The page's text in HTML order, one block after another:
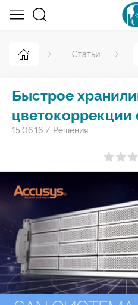
Статьи
Быстрое
цветокоррекции
15.06.16 / Решения